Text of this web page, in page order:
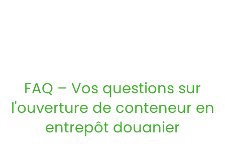
FAQ – Vos questions sur
l'ouverture de conteneur en
entrepôt douanier